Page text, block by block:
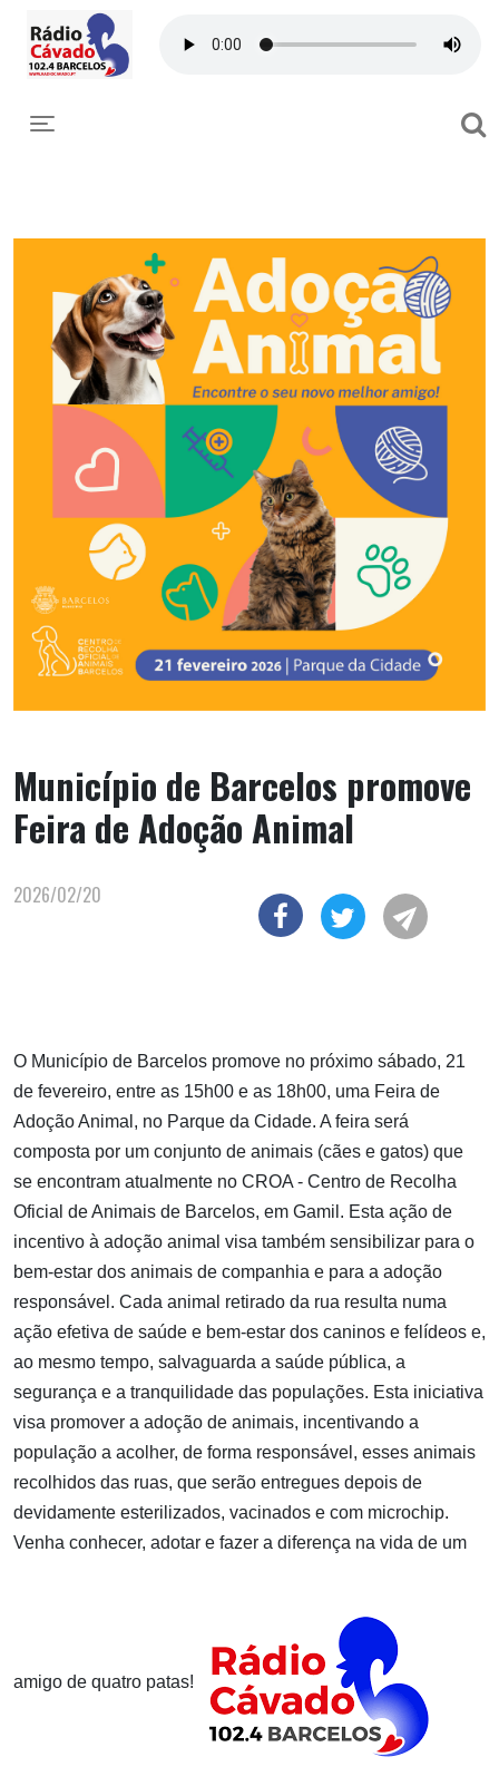
Toggle navigation
Município de Barcelos promove
Feira de Adoção Animal
2026/02/20
O Município de Barcelos promove no próximo sábado, 21
de fevereiro, entre as 15h00 e as 18h00, uma Feira de
Adoção Animal, no Parque da Cidade. A feira será
composta por um conjunto de animais (cães e gatos) que
se encontram atualmente no CROA - Centro de Recolha
Oficial de Animais de Barcelos, em Gamil. Esta ação de
incentivo à adoção animal visa também sensibilizar para o
bem-estar dos animais de companhia e para a adoção
responsável. Cada animal retirado da rua resulta numa
ação efetiva de saúde e bem-estar dos caninos e felídeos e,
ao mesmo tempo, salvaguarda a saúde pública, a
segurança e a tranquilidade das populações. Esta iniciativa
visa promover a adoção de animais, incentivando a
população a acolher, de forma responsável, esses animais
recolhidos das ruas, que serão entregues depois de
devidamente esterilizados, vacinados e com microchip.
Venha conhecer, adotar e fazer a diferença na vida de um
amigo de quatro patas!